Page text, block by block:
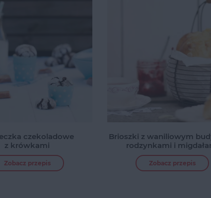
czekoladowe
z krówkami
Zobacz przepis
Brioszki z waniliowym
rodzynkami i
Zobacz przepis